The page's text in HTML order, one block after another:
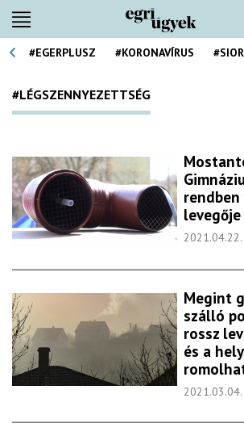
#EGERPLUSZ #KORONAVÍRUS #SIOR
#LÉGSZENNYEZETTSÉG
rendben
levegője
Megint
szálló
rossz
és a
2021.03.04.